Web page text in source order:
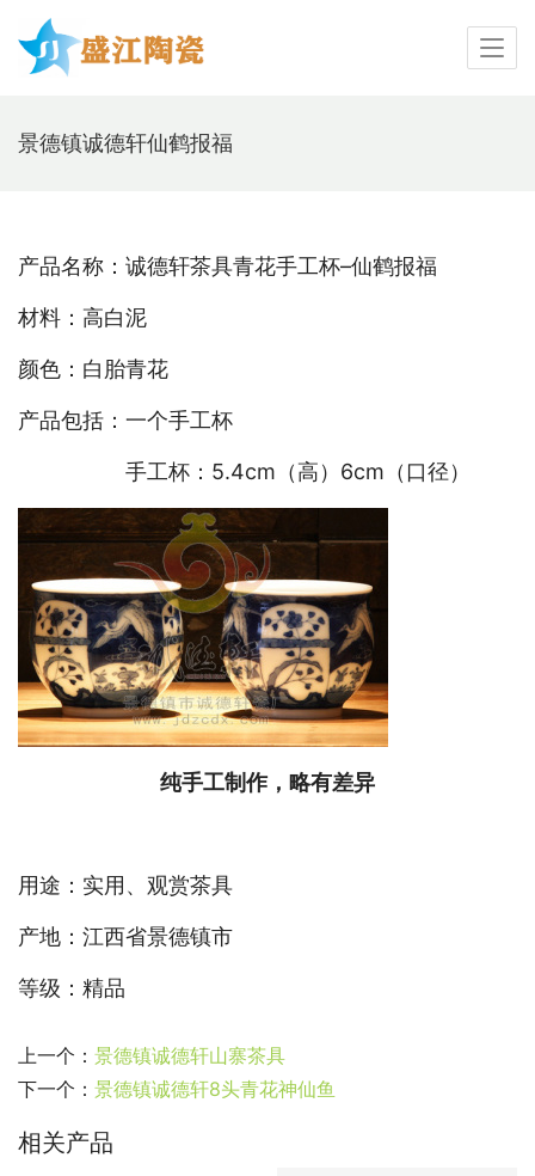
景德镇诚德轩仙鹤报福
产品名称：诚德轩茶具青花手工杯–仙鹤报福
材料：高白泥
颜色：白胎青花
产品包括：一个手工杯
手工杯：5.4cm（高）6cm（口径）
纯手工制作，略有差异
用途：实用、观赏茶具
产地：江西省景德镇市
等级：精品
上一个： 景德镇诚德轩山寨茶具
下一个： 景德镇诚德轩8头青花神仙鱼
相关产品